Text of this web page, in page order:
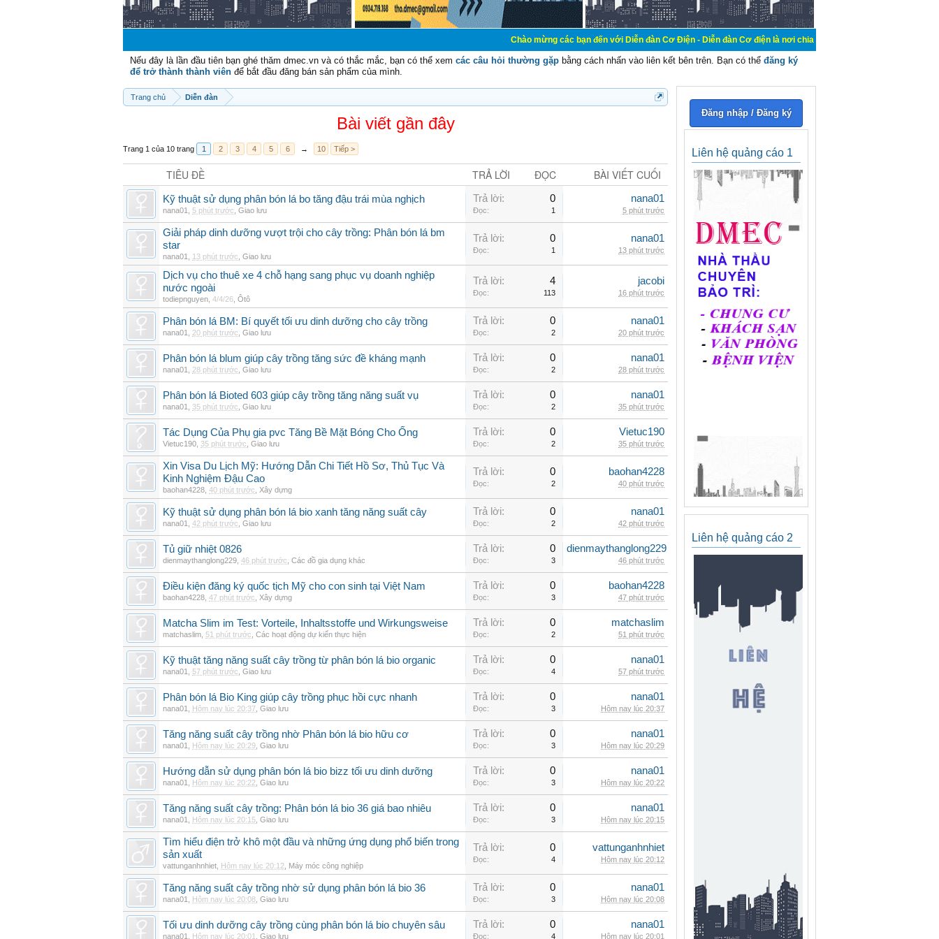
Chào mừng các bạn đến với Diễn đàn Cơ Điện - Diễn đàn Cơ điện là nơi chia sẽ kiến thức kinh nghiệm trong lãnh
Nếu đây là lần đầu tiên bạn ghé thăm dmec.vn và có thắc mắc, bạn có thể xem các câu hỏi thường gặp bằng cách nhấn vào liên kết bên trên. Bạn có thể đăng ký
để trở thành thành viên để bắt đầu đăng bán sản phẩm của mình.
Trang chủ Diễn đàn
Bài viết gần đây
Trang 1 của 10 trang 1 2 3 4 5 6 → 10 Tiếp >
TIÊU ĐỀ TRẢ LỜI ĐỌC BÀI VIẾT CUỐI
Kỹ thuật sử dụng phân bón lá bo tăng đậu trái mùa nghịch
nana01 5 phút trước Giao lưu
Trả lời: 0
Đọc: 1
nana01
5 phút trước
Giải pháp dinh dưỡng vượt trội cho cây trồng: Phân bón lá bm
star
nana01 13 phút trước Giao lưu
Trả lời: 0
Đọc: 1
nana01
13 phút trước
Dịch vụ cho thuê xe 4 chỗ hạng sang phục vụ doanh nghiệp
nước ngoài
todiepnguyen 4/4/26 Ôtô
Trả lời: 4
Đọc: 113
jacobi
16 phút trước
Phân bón lá BM: Bí quyết tối ưu dinh dưỡng cho cây trồng
nana01 20 phút trước Giao lưu
Trả lời: 0
Đọc: 2
nana01
20 phút trước
Phân bón lá blum giúp cây trồng tăng sức đề kháng mạnh
nana01 28 phút trước Giao lưu
Trả lời: 0
Đọc: 2
nana01
28 phút trước
Phân bón lá Bioted 603 giúp cây trồng tăng năng suất vụ
nana01 35 phút trước Giao lưu
Trả lời: 0
Đọc: 2
nana01
35 phút trước
Tác Dụng Của Phụ gia pvc Tăng Bề Mặt Bóng Cho Ống
Vietuc190 35 phút trước Giao lưu
Trả lời: 0
Đọc: 2
Vietuc190
35 phút trước
Xin Visa Du Lịch Mỹ: Hướng Dẫn Chi Tiết Hồ Sơ, Thủ Tục Và
Kinh Nghiệm Đậu Cao
baohan4228 40 phút trước Xây dựng
Trả lời: 0
Đọc: 2
baohan4228
40 phút trước
Kỹ thuật sử dụng phân bón lá bio xanh tăng năng suất cây
nana01 42 phút trước Giao lưu
Trả lời: 0
Đọc: 2
nana01
42 phút trước
Tủ giữ nhiệt 0826
dienmaythanglong229 46 phút trước Các đồ gia dụng khác
Trả lời: 0
Đọc: 3
dienmaythanglong229
46 phút trước
Điều kiện đăng ký quốc tịch Mỹ cho con sinh tại Việt Nam
baohan4228 47 phút trước Xây dựng
Trả lời: 0
Đọc: 3
baohan4228
47 phút trước
Matcha Slim im Test: Vorteile, Inhaltsstoffe und Wirkungsweise
matchaslim 51 phút trước Các hoạt động dự kiến thực hiện
Trả lời: 0
Đọc: 2
matchaslim
51 phút trước
Kỹ thuật tăng năng suất cây trồng từ phân bón lá bio organic
nana01 57 phút trước Giao lưu
Trả lời: 0
Đọc: 4
nana01
57 phút trước
Phân bón lá Bio King giúp cây trồng phục hồi cực nhanh
nana01 Hôm nay lúc 20:37 Giao lưu
Trả lời: 0
Đọc: 3
nana01
Hôm nay lúc 20:37
Tăng năng suất cây trồng nhờ Phân bón lá bio hữu cơ
nana01 Hôm nay lúc 20:29 Giao lưu
Trả lời: 0
Đọc: 3
nana01
Hôm nay lúc 20:29
Hướng dẫn sử dụng phân bón lá bio bizz tối ưu dinh dưỡng
nana01 Hôm nay lúc 20:22 Giao lưu
Trả lời: 0
Đọc: 3
nana01
Hôm nay lúc 20:22
Tăng năng suất cây trồng: Phân bón lá bio 36 giá bao nhiêu
nana01 Hôm nay lúc 20:15 Giao lưu
Trả lời: 0
Đọc: 3
nana01
Hôm nay lúc 20:15
Tìm hiểu điện trở khô một đầu và những ứng dụng phổ biến trong
sản xuất
vattunganhnhiet Hôm nay lúc 20:12 Máy móc công nghiệp
Trả lời: 0
Đọc: 4
vattunganhnhiet
Hôm nay lúc 20:12
Tăng năng suất cây trồng nhờ sử dụng phân bón lá bio 36
nana01 Hôm nay lúc 20:08 Giao lưu
Trả lời: 0
Đọc: 3
nana01
Hôm nay lúc 20:08
Tối ưu dinh dưỡng cây trồng cùng phân bón lá bio chuyên sâu
nana01 Hôm nay lúc 20:01 Giao lưu
Trả lời: 0
Đọc: 4
nana01
Hôm nay lúc 20:01
Đăng nhập / Đăng ký
Liên hệ quảng cáo 1
Liên hệ quảng cáo 2